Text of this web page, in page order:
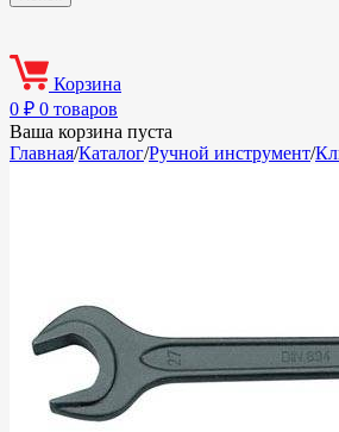
Корзина
0 ₽ 0 товаров
Ваша корзина пуста
Главная/Каталог/Ручной инструмент/